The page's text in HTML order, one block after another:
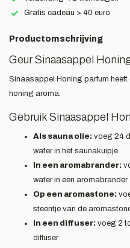
Gratis cadeau > 40 euro
Productomschrijving
Geur Sinaasappel
Sinaasappel Honing parfum
honing aroma.
Gebruik Sinaasappel
Als sauna olie: voeg 24
water in het saunakuipje
In een aromabrander:
water in een aromabrander
Op een aromastone:
steentje van de
In een diffuser: voeg 2
diffuser